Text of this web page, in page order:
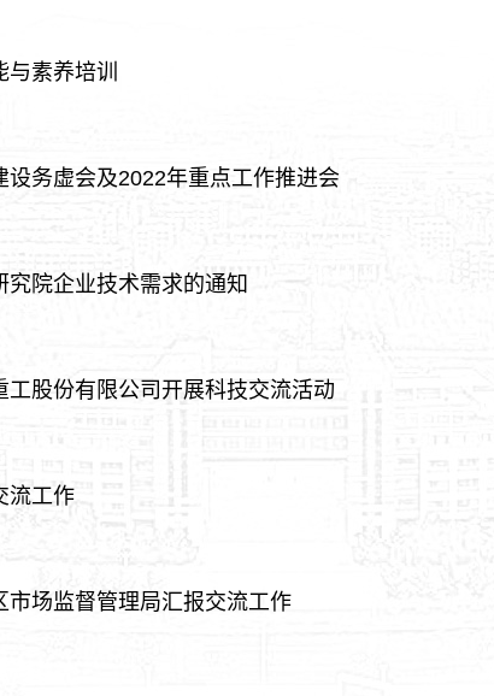
素养培训
务虚会及2022年重点工作推进会
院企业技术需求的通知
股份有限公司开展科技交流活动
流工作
场监督管理局汇报交流工作